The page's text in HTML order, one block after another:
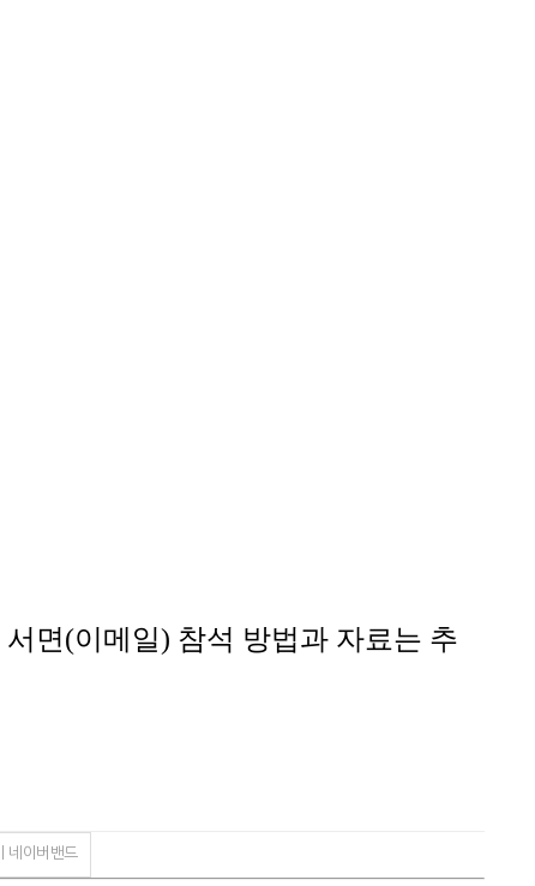
서면(이메일) 참석 방법과 자료는 추
네이버밴드